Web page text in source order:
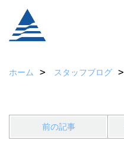
ホーム スタッフブログ
前の記事